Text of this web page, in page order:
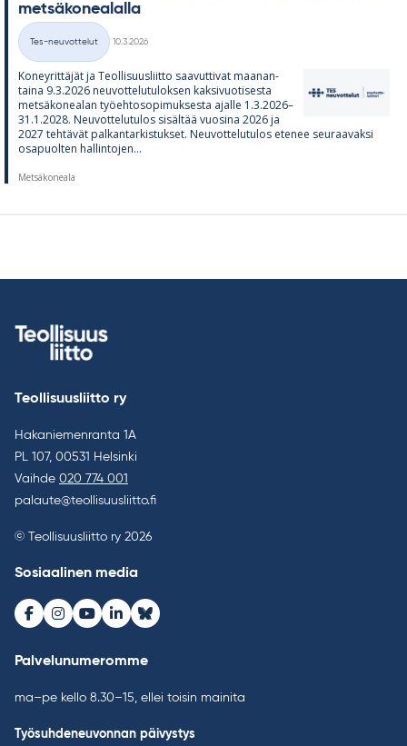
met­sä­ko­nea­lalla
Kategoriat
Tes-neuvottelut
10.3.2026
Ko­ney­rit­tä­jät ja Teol­li­suus­liitto saa­vut­ti­vat maa­nan­
taina 9.3.2026 neu­vot­te­lu­tu­lok­sen kak­si­vuo­ti­sesta
met­sä­ko­nea­lan työ­eh­to­so­pi­muk­sesta ajalle 1.3.2026–
31.1.2028. Neu­vot­te­lu­tu­los si­säl­tää vuo­sina 2026 ja
2027 teh­tä­vät pal­kan­tar­kis­tuk­set. Neu­vot­te­lu­tu­los ete­nee seu­raa­vaksi
os­a­puol­ten hal­lin­to­jen...
Metsäkoneala
Teollisuusliitto ry
Hakaniemenranta 1A
PL 107, 00531 Helsinki
Vaihde 020 774 001
palaute@teollisuusliitto.fi
© Teollisuusliitto ry 2026
Sosiaalinen media
Facebook
Instagram
Youtube
LinkedInBluesky
Palvelunumeromme
ma–pe kello 8.30–15, ellei toisin mainita
Työsuhdeneuvonnan päivystys